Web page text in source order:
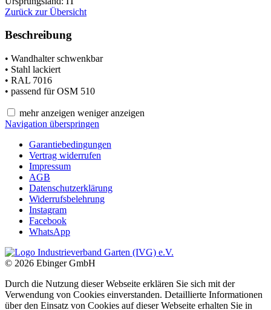
Zurück zur Übersicht
Beschreibung
• Wandhalter schwenkbar
• Stahl lackiert
• RAL 7016
• passend für OSM 510
mehr anzeigen weniger anzeigen
Navigation überspringen
Garantiebedingungen
Vertrag widerrufen
Impressum
AGB
Datenschutzerklärung
Widerrufsbelehrung
Instagram
Facebook
WhatsApp
© 2026 Ebinger GmbH
Durch die Nutzung dieser Webseite erklären Sie sich mit der
Verwendung von Cookies einverstanden. Detaillierte Informationen
über den Einsatz von Cookies auf dieser Webseite erhalten Sie in